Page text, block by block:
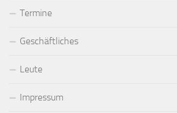
Termine
Geschäftliches
Leute
Impressum